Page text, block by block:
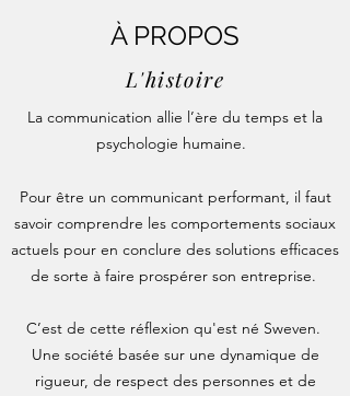
À PROPOS
L'histoire
La communication allie l’ère du temps et la
psychologie humaine.
Pour être un communicant performant, il faut
savoir comprendre les comportements sociaux
actuels pour en conclure des solutions efficaces
de sorte à faire prospérer son entreprise.
C’est de cette réflexion qu'est né Sweven.
Une société basée sur une dynamique de
rigueur, de respect des personnes et de